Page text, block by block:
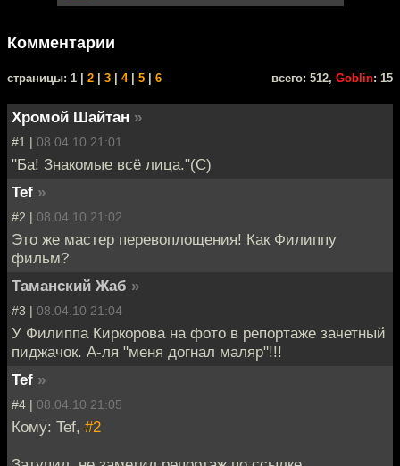
Комментарии
cтраницы: 1 | 2 3 4| 5 6 всего: 512, Goblin: 15
Хромой Шайтан »
#1 | 08.04.10 21:01
"Ба! Знакомые всё лица."(С)
Tef »
#2 | 08.04.10 21:02
Это же мастер перевоплощения! Как Филиппу
фильм?
Таманский Жаб »
#3 | 08.04.10 21:04
У Филиппа Киркорова на фото в репортаже зачетный
пиджачок. А-ля "меня догнал маляр"!!!
Tef »
#4 | 08.04.10 21:05
Кому: Tef, #2